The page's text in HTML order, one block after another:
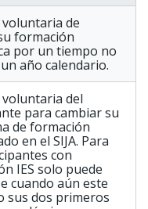
de
formación
por un tiempo no
año calendario.
del
para cambiar su
de formación
en el SIJA. Para
con
IES solo puede
cuando aún este
sus dos primeros